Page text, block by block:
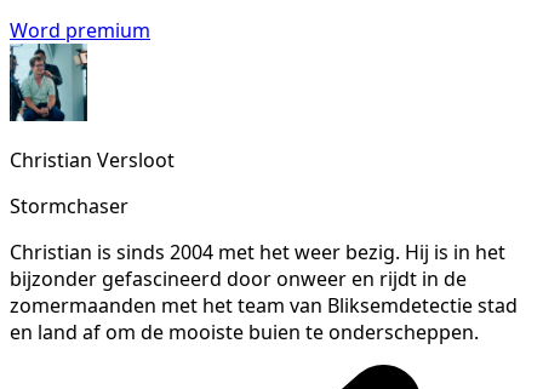
Word premium
Christian Versloot
Stormchaser
Christian is sinds 2004 met het weer bezig. Hij is in het
bijzonder gefascineerd door onweer en rijdt in de
zomermaanden met het team van Bliksemdetectie stad
en land af om de mooiste buien te onderscheppen.